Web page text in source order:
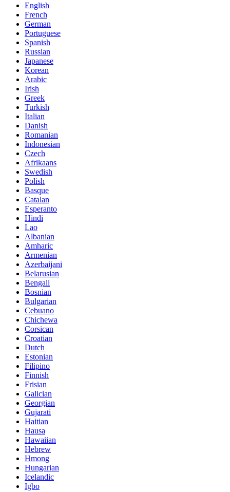
English
French
German
Portuguese
Spanish
Russian
Japanese
Korean
Arabic
Irish
Greek
Turkish
Italian
Danish
Romanian
Indonesian
Czech
Afrikaans
Swedish
Polish
Basque
Catalan
Esperanto
Hindi
Lao
Albanian
Amharic
Armenian
Azerbaijani
Belarusian
Bengali
Bosnian
Bulgarian
Cebuano
Chichewa
Corsican
Croatian
Dutch
Estonian
Filipino
Finnish
Frisian
Galician
Georgian
Gujarati
Haitian
Hausa
Hawaiian
Hebrew
Hmong
Hungarian
Icelandic
Igbo